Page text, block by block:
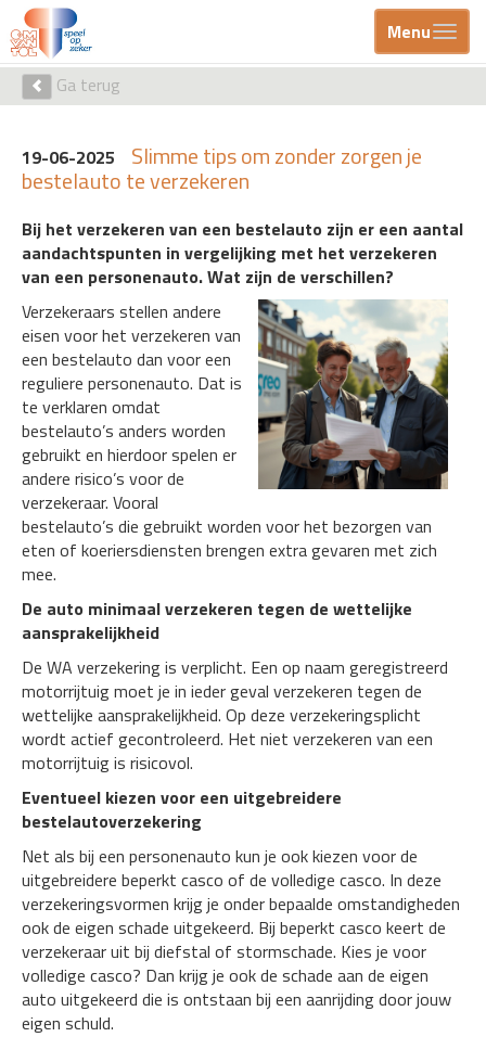
Menu
Ga terug
19-06-2025 Slimme tips om zonder zorgen je
bestelauto te verzekeren
Bij het verzekeren van een bestelauto zijn er een aantal
aandachtspunten in vergelijking met het verzekeren
van een personenauto. Wat zijn de verschillen?
Verzekeraars stellen andere
eisen voor het verzekeren van
een bestelauto dan voor een
reguliere personenauto. Dat is
te verklaren omdat
bestelauto’s anders worden
gebruikt en hierdoor spelen er
andere risico’s voor de
verzekeraar. Vooral
bestelauto’s die gebruikt worden voor het bezorgen van
eten of koeriersdiensten brengen extra gevaren met zich
mee.
De auto minimaal verzekeren tegen de wettelijke
aansprakelijkheid
De WA verzekering is verplicht. Een op naam geregistreerd
motorrijtuig moet je in ieder geval verzekeren tegen de
wettelijke aansprakelijkheid. Op deze verzekeringsplicht
wordt actief gecontroleerd. Het niet verzekeren van een
motorrijtuig is risicovol.
Eventueel kiezen voor een uitgebreidere
bestelautoverzekering
Net als bij een personenauto kun je ook kiezen voor de
uitgebreidere beperkt casco of de volledige casco. In deze
verzekeringsvormen krijg je onder bepaalde omstandigheden
ook de eigen schade uitgekeerd. Bij beperkt casco keert de
verzekeraar uit bij diefstal of stormschade. Kies je voor
volledige casco? Dan krijg je ook de schade aan de eigen
auto uitgekeerd die is ontstaan bij een aanrijding door jouw
eigen schuld.